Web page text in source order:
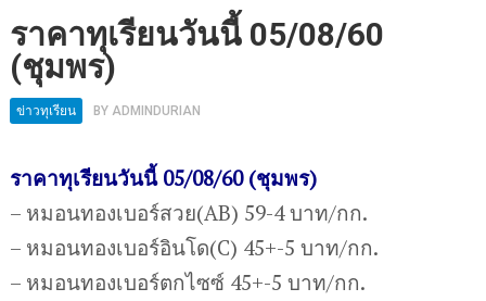
ราคาทุเรียนวันนี้ 05/08/60
(ชุมพร)
ข่าวทุเรียน BY ADMINDURIAN
ราคาทุเรียนวันนี้ 05/08/60 (ชุมพร)
– หมอนทองเบอร์สวย(AB) 59-4 บาท/กก.
– หมอนทองเบอร์อินโด(C) 45+-5 บาท/กก.
– หมอนทองเบอร์ตกไซซ์ 45+-5 บาท/กก.